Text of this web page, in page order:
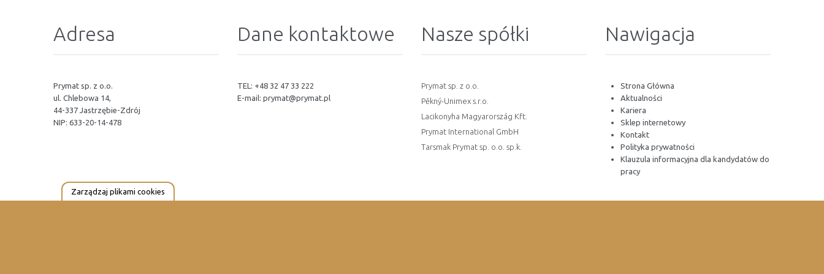
Adresa
Prymat sp. z o.o.
ul. Chlebowa 14,
44-337 Jastrzębie-Zdrój
NIP: 633-20-14-478
Dane kontaktowe
TEL: +48 32 47 33 222
E-mail: prymat@prymat.pl
Nasze spółki
Prymat sp. z o.o.
Pěkný-Unimex s.r.o.
Lacikonyha Magyarország Kft.
Prymat International GmbH
Tarsmak Prymat sp. o.o. sp.k.
Nawigacja
Strona Główna
Aktualności
Kariera
Sklep internetowy
Kontakt
Polityka prywatności
Klauzula informacyjna dla kandydatów do
pracy
Zarządzaj plikami cookies